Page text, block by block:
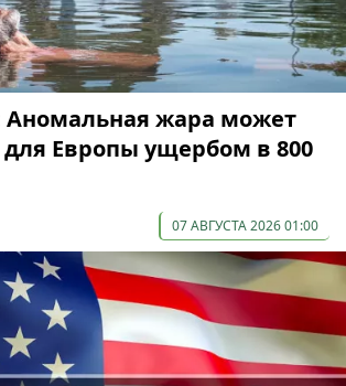
Аномальная жара может
для Европы ущербом в 800
07 АВГУСТА 2026 01:00